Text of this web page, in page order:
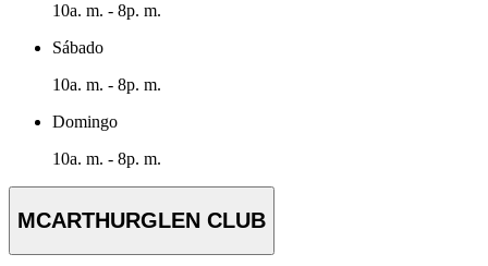
10a. m. - 8p. m.
Sábado
10a. m. - 8p. m.
Domingo
10a. m. - 8p. m.
MCARTHURGLEN CLUB